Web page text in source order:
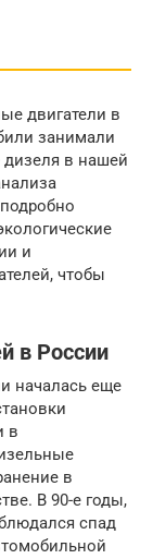
двигатели в
занимали
дизеля в нашей
и
чтобы
в России
началась еще
в
в
В 90-е годы,
спад